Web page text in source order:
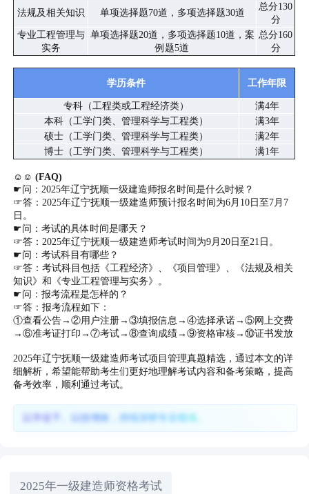
法规及相关知识
单项选择题70道，多项选择题30道
总分130
分
专业工程管理与
实务
单项选择题20道，多项选择题10道，案
例题5道
总分160
分
学历条件 工作年限
专科（工程类或工程经济类）
满4年
本科（工学门类、管理科学与工程类）
满3年
硕士（工学门类、管理科学与工程类）
满2年
博士（工学门类、管理科学与工程类）
满1年
☺☺ (FAQ)
☛问：2025年辽宁抚顺一级建造师报名时间是什么时候？
☞答：2025年辽宁抚顺一级建造师预计报名时间为6月10日至7月7
日。
☛问：考试的具体时间是哪天？
☞答：2025年辽宁抚顺一级建造师考试时间为9月20日至21日。
☛问：考试科目有哪些？
☞答：考试科目包括《工程经济》、《项目管理》、《法规及相关
知识》和《专业工程管理与实务》。
☛问：报考流程是怎样的？
☞答：报考流程如下：
①查看公告→②用户注册→③填报信息→④选择承诺→⑤网上交费
→⑥准考证打印→⑦考试→⑧查询成绩→⑨资格审核→⑩证书发放
2025年辽宁抚顺一级建造师考试项目管理真题精选，通过本文的详
细解析，希望能帮助考生们更好地理解考试内容和备考策略，提高
备考效率，顺利通过考试。
以学促干、以技增效，持续深耕专业领域。
2025年一级建造师资格考试